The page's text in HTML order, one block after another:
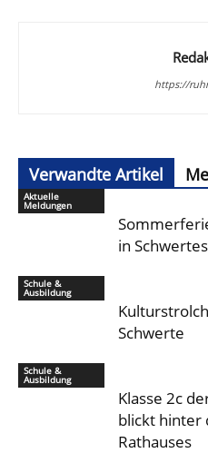
https://
Verwandte Artikel
Aktuelle
Meldungen
in
Schule &
Ausbildung
Schwerte
Schule &
Ausbildung
Klasse 2c
blickt hinter
Rathauses